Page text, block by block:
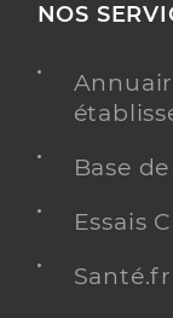
NOS
Base
Essais